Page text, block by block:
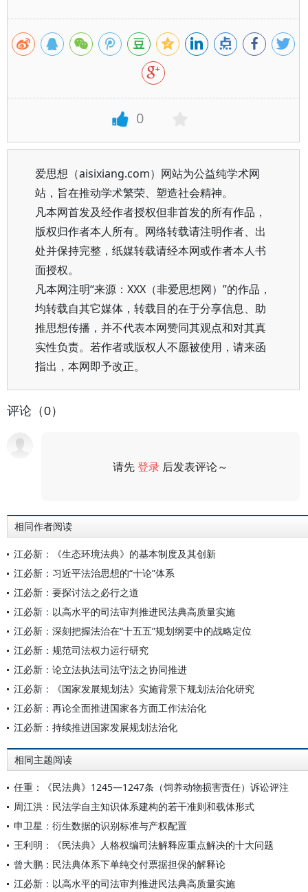
0
爱思想（aisixiang.com）网站为公益纯学术网
站，旨在推动学术繁荣、塑造社会精神。
凡本网首发及经作者授权但非首发的所有作品，
版权归作者本人所有。网络转载请注明作者、出
处并保持完整，纸媒转载请经本网或作者本人书
面授权。
凡本网注明“来源：XXX（非爱思想网）”的作品，
均转载自其它媒体，转载目的在于分享信息、助
推思想传播，并不代表本网赞同其观点和对其真
实性负责。若作者或版权人不愿被使用，请来函
指出，本网即予改正。
评论（0）
请先登录 后发表评论～
相同作者阅读
江必新：《生态环境法典》的基本制度及其创新
江必新：习近平法治思想的“十论”体系
江必新：要探讨法之必行之道
江必新：以高水平的司法审判推进民法典高质量实施
江必新：深刻把握法治在“十五五”规划纲要中的战略定位
江必新：规范司法权力运行研究
江必新：论立法执法司法守法之协同推进
江必新：《国家发展规划法》实施背景下规划法治化研究
江必新：再论全面推进国家各方面工作法治化
江必新：持续推进国家发展规划法治化
相同主题阅读
任重：《民法典》1245—1247条（饲养动物损害责任）诉讼评注
周江洪：民法学自主知识体系建构的若干准则和载体形式
申卫星：衍生数据的识别标准与产权配置
王利明：《民法典》人格权编司法解释应重点解决的十大问题
曾大鹏：民法典体系下单纯交付票据担保的解释论
江必新：以高水平的司法审判推进民法典高质量实施